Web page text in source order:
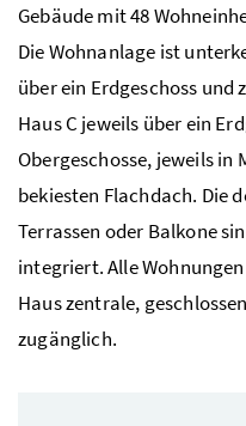
Gebäude mit 48
Die Wohnanlage ist
über ein Erdgeschoss und
Haus C jeweils über ein
Obergeschosse, jeweils in
bekiesten Flachdach. Die
Terrassen oder Balkone
integriert. Alle
Haus zentrale,
zugänglich.